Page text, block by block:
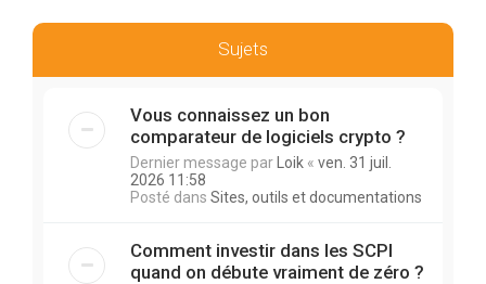
Sujets
Vous connaissez un bon
comparateur de logiciels crypto ?
Dernier message parLoik « ven. 31 juil.
2026 11:58
Posté dans Sites, outils et documentations
Comment investir dans les SCPI
quand on débute vraiment de zéro ?